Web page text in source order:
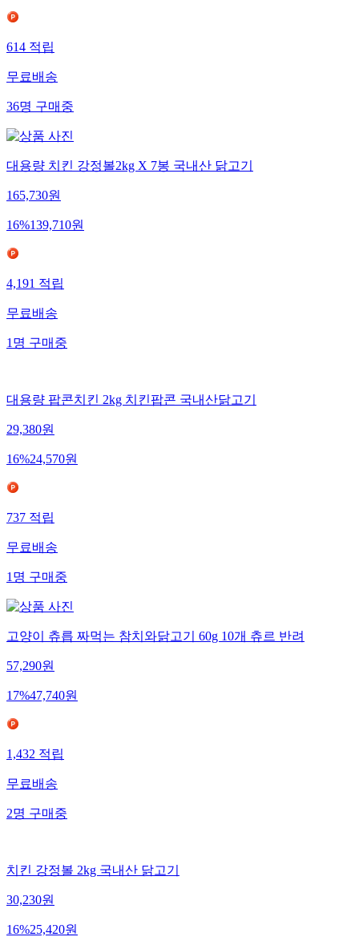
614적립
무료배송
36명구매중
대용량 치킨 강정볼2kg X 7봉 국내산 닭고기
165,730원
16%139,710원
4,191적립
무료배송
1명구매중
대용량 팝콘치킨 2kg 치킨팝콘 국내산닭고기
29,380원
16%24,570원
737적립
무료배송
1명구매중
고양이 츄릅 짜먹는 참치와닭고기 60g 10개 츄르 반려
57,290원
17%47,740원
1,432적립
무료배송
2명구매중
치킨 강정볼 2kg 국내산 닭고기
30,230원
16%25,420원